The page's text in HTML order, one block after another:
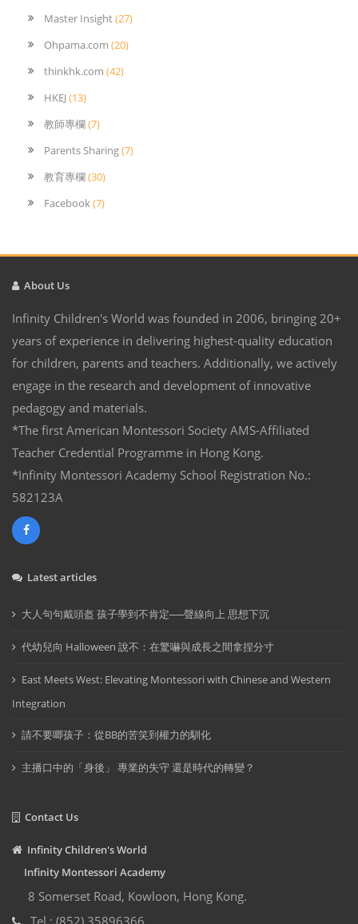
Master Insight(27)
Ohpama.com (20)
thinkhk.com (42)
HKEJ(13)
教師專欄(7)
Parents Sharing(7)
教育專欄(30)
Facebook (7)
About Us
Infinity Children's World was founded in 2006, bringing 20+
years of experience in delivering highest-quality education
for children, parents and teachers. Additionally, we actively
engage in the research and development of innovative
pedagogy and materials.
*The first American Montessori Society AMS-Affiliated
Teacher Credential Programme in Hong Kong.
*Infinity Montessori Academy School Registration No.:
582123A
Latest articles
大人句句戴頭盔 孩子學到不肯定──聲線向上 思想下沉
代幼兒向 Halloween 說不：在驚嚇與成長之間拿捏分寸
East Meets West: Elevating Montessori with Chinese and Western
Integration
請不要唧孩子：從BB的苦笑到權力的馴化
主播口中的「身後」 專業的失守 還是時代的轉變？
Contact Us
Infinity Children's World
Infinity Montessori Academy
8 Somerset Road, Kowloon, Hong Kong.
Tel : (852) 35896366